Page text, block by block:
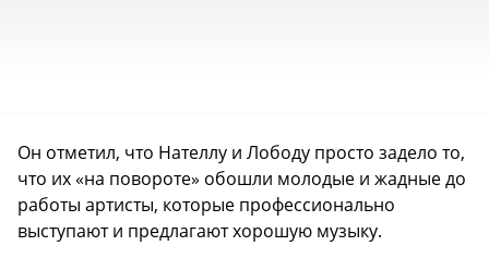
Он отметил, что Нателлу и Лободу просто задело то,
что их «на повороте» обошли молодые и жадные до
работы артисты, которые профессионально
выступают и предлагают хорошую музыку.